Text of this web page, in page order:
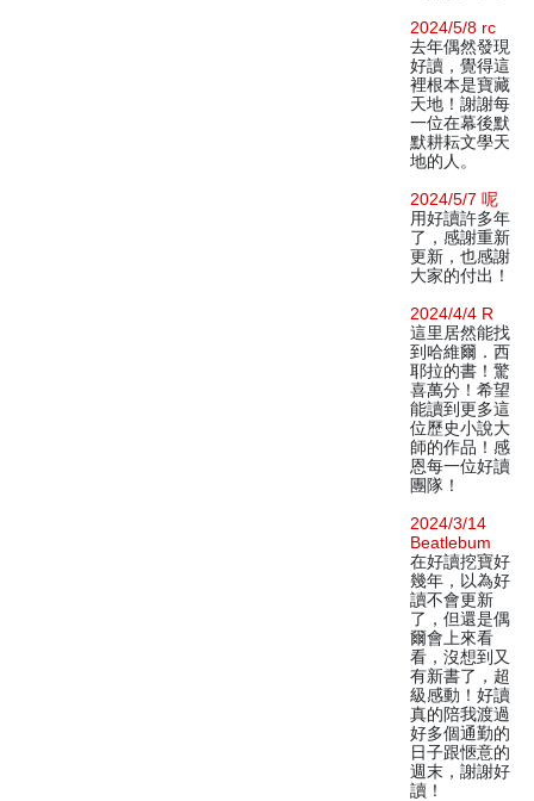
2024/5/8 rc
去年偶然發現
好讀，覺得這
裡根本是寶藏
天地！謝謝每
一位在幕後默
默耕耘文學天
地的人。
2024/5/7 呢
用好讀許多年
了，感謝重新
更新，也感謝
大家的付出！
2024/4/4 R
這里居然能找
到哈維爾．西
耶拉的書！驚
喜萬分！希望
能讀到更多這
位歷史小說大
師的作品！感
恩每一位好讀
團隊！
2024/3/14
Beatlebum
在好讀挖寶好
幾年，以為好
讀不會更新
了，但還是偶
爾會上來看
看，沒想到又
有新書了，超
級感動！好讀
真的陪我渡過
好多個通勤的
日子跟愜意的
週末，謝謝好
讀！